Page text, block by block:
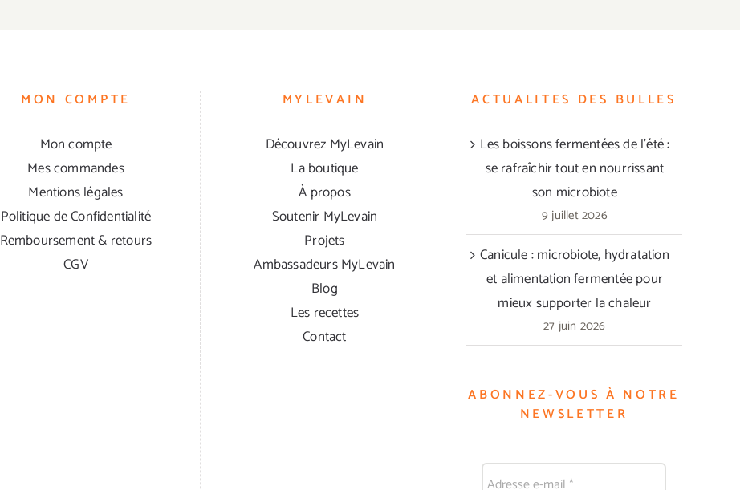
MON COMPTE
Mon compte
Mes commandes
Mentions légales
Politique de Confidentialité
Remboursement & retours
CGV
MYLEVAIN
Découvrez MyLevain
La boutique
À propos
Soutenir MyLevain
Projets
Ambassadeurs MyLevain
Blog
Les recettes
Contact
ACTUALITES DES BULLES
Les boissons fermentées de l’été :
se rafraîchir tout en nourrissant
son microbiote
9 juillet 2026
Canicule : microbiote, hydratation
et alimentation fermentée pour
mieux supporter la chaleur
27 juin 2026
ABONNEZ-VOUS À NOTRE
NEWSLETTER